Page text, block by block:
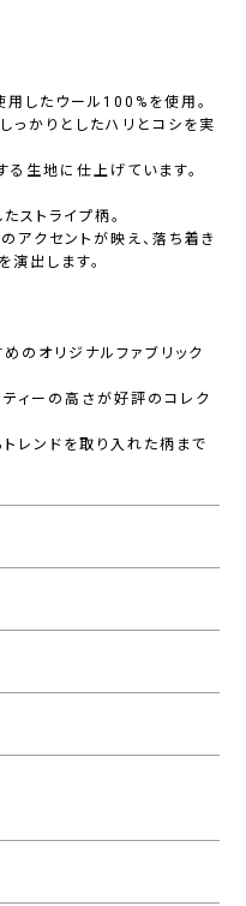
したウール100%を使用。
っかりとしたハリとコシを実
る生地に仕上げています。
ストライプ柄。
アクセントが映え、落ち着き
出します。
のオリジナルファブリック
ィーの高さが好評のコレク
レンドを取り入れた柄まで